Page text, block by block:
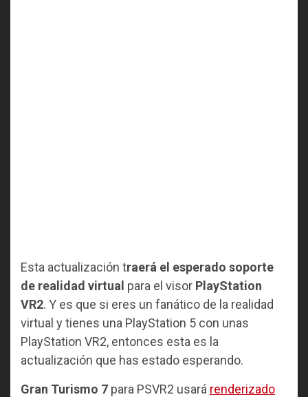
Esta actualización traerá el esperado soporte
de realidad virtual para el visor PlayStation
VR2. Y es que si eres un fanático de la realidad
virtual y tienes una PlayStation 5 con unas
PlayStation VR2, entonces esta es la
actualización que has estado esperando.
Gran Turismo 7 para PSVR2 usará renderizado